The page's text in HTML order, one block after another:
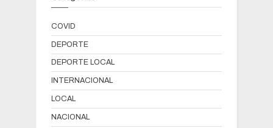
COVID
DEPORTE
DEPORTE LOCAL
INTERNACIONAL
LOCAL
NACIONAL